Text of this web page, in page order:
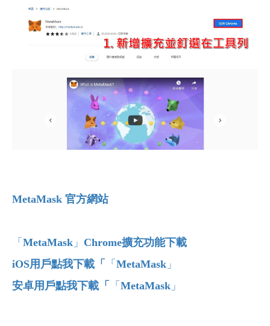
MetaMask 官方網站
「 MetaMask 」 Chrome擴充功能下載
iOS用戶點我下載「 「 MetaMask 」
安卓用戶點我下載「 「 MetaMask 」